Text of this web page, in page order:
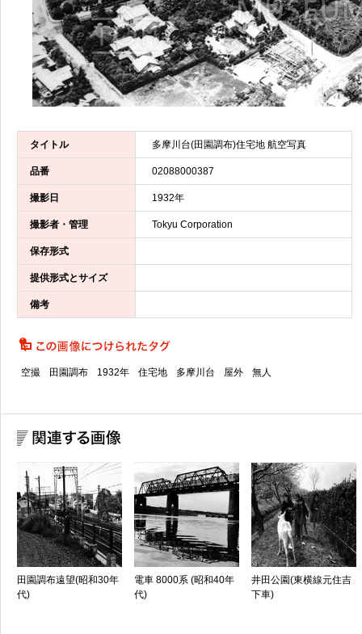
タイトル 多摩川台(田園調布)住宅地 航空写真
品番 02088000387
撮影日 1932年
撮影者・管理 Tokyu Corporation
保存形式
提供形式とサイズ
備考
空撮 田園調布 1932年 住宅地 多摩川台 屋外 無人
田園調布遠望(昭和30年
代)
電車 8000系 (昭和40年
代)
井田公園(東横線元住吉
下車)